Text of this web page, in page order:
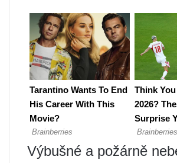
Výbušné a požárně